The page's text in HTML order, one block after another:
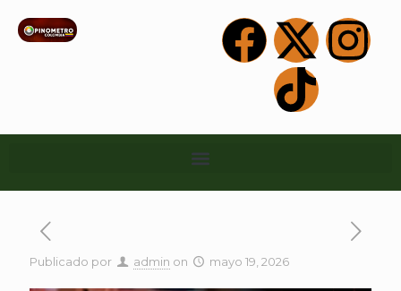
Publicado por admin on mayo 19, 2026